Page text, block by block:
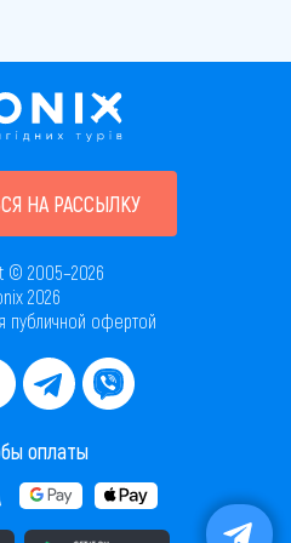
НА РАССЫЛКУ
© 2005–2026
2026
публичной офертой
оплаты
в AppStore Скачать приложение в PlayMarket